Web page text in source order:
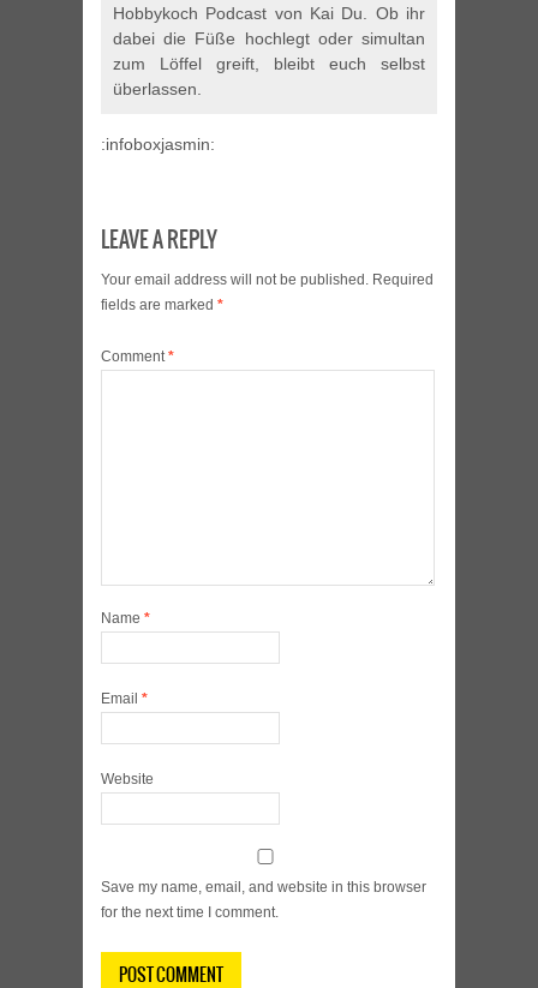
Hobbykoch Podcast von Kai Du. Ob ihr
dabei die Füße hochlegt oder simultan
zum Löffel greift, bleibt euch selbst
überlassen.
:infoboxjasmin:
LEAVE A REPLY
Your email address will not be published. Required
fields are marked *
Comment*
Name *
Email *
Website
Save my name, email, and website in this browser
for the next time I comment.